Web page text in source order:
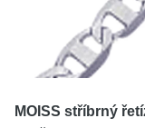
Vyberte region
MOISS stříbrný